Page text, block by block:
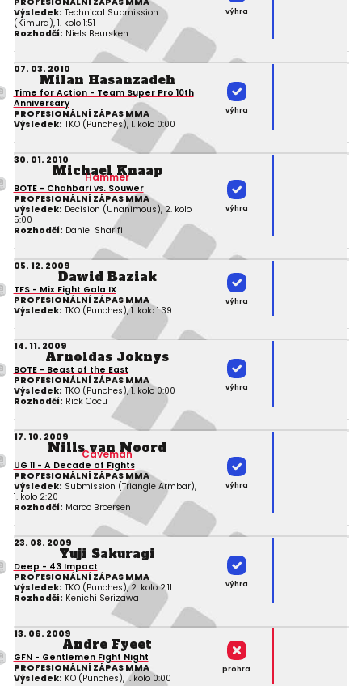
Výsledek: Technical Submission
(Kimura), 1. kolo 1:51
Rozhodčí: Niels Beursken
výhra
07. 03. 2010
Milan Hasanzadeh
Time for Action - Team Super Pro 10th
Anniversary
PROFESIONÁLNÍ ZÁPAS MMA
Výsledek: TKO (Punches), 1. kolo 0:00
výhra
30. 01. 2010
Michael Knaap
Hammer
BOTE - Chahbari vs. Souwer
PROFESIONÁLNÍ ZÁPAS MMA
Výsledek: Decision (Unanimous), 2. kolo
5:00
Rozhodčí: Daniel Sharifi
výhra
05. 12. 2009
Dawid Baziak
TFS - Mix Fight Gala IX
PROFESIONÁLNÍ ZÁPAS MMA
Výsledek: TKO (Punches), 1. kolo 1:39
výhra
14. 11. 2009
Arnoldas Joknys
BOTE - Beast of the East
PROFESIONÁLNÍ ZÁPAS MMA
Výsledek: TKO (Punches), 1. kolo 0:00
Rozhodčí: Rick Cocu
výhra
17. 10. 2009
Nills van Noord
Caveman
UG 11 - A Decade of Fights
PROFESIONÁLNÍ ZÁPAS MMA
Výsledek: Submission (Triangle Armbar),
1. kolo 2:20
Rozhodčí: Marco Broersen
výhra
23. 08. 2009
Yuji Sakuragi
Deep - 43 Impact
PROFESIONÁLNÍ ZÁPAS MMA
Výsledek: TKO (Punches), 2. kolo 2:11
Rozhodčí: Kenichi Serizawa
výhra
13. 06. 2009
Andre Fyeet
GFN - Gentlemen Fight Night
PROFESIONÁLNÍ ZÁPAS MMA
Výsledek: KO (Punches), 1. kolo 0:00
prohra